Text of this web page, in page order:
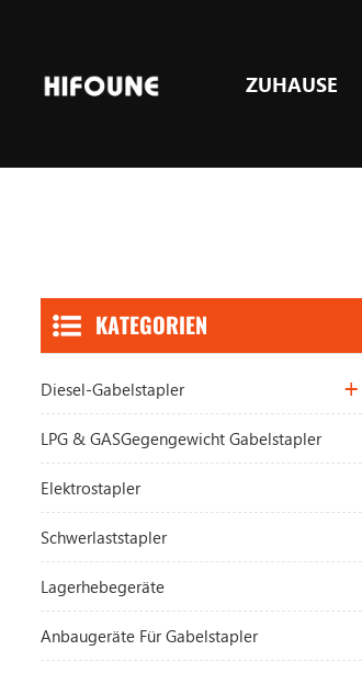
ZUHAUSE
KATEGORIEN
Diesel-Gabelstapler
LPG & GASGegengewicht Gabelstapler
Elektrostapler
Schwerlaststapler
Lagerhebegeräte
Anbaugeräte Für Gabelstapler